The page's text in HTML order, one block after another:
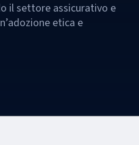
il settore assicurativo e
etica e